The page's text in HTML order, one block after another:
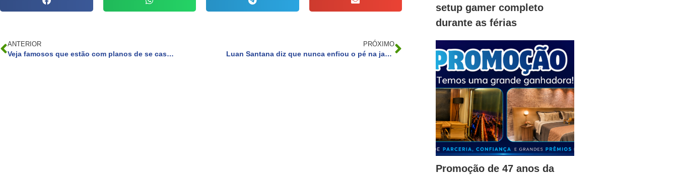
ANTERIOR
Veja famosos que estão com planos de se casar em 2023
PRÓXIMO
Luan Santana diz que nunca enfiou o pé na jaca: “Não sei se faria”
setup gamer completo
durante as férias
Promoção de 47 anos da